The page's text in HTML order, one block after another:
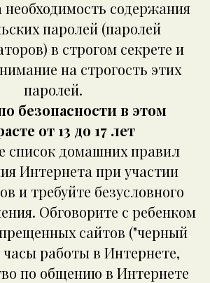
содержания
паролей (паролей
в строгом секрете и
на строгость этих
паролей.
безопасности в этом
от 13 до 17 лет
список домашних правил
Интернета при участии
и требуйте безусловного
Обговорите с ребенком
сайтов ("черный
часы работы в Интернете,
по общению в Интернете